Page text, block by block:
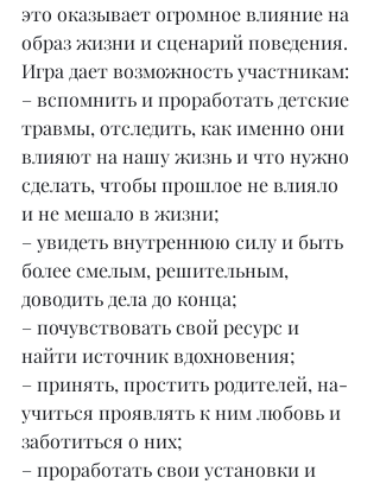
это оказывает огромное влияние на
образ жизни и сценарий поведения.
Игра дает возможность участникам:
– вспомнить и проработать детские
травмы, отследить, как именно они
влияют на нашу жизнь и что нужно
сделать, чтобы прошлое не влияло
и не мешало в жизни;
– увидеть внутреннюю силу и быть
более смелым, решительным,
доводить дела до конца;
– почувствовать свой ресурс и
найти источник вдохновения;⠀
– принять, простить родителей, на-
учиться проявлять к ним любовь и
заботиться о них;⠀
– проработать свои установки и